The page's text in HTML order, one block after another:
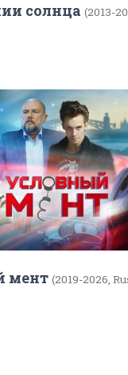
солнца (2013-
мент (2019-2026,